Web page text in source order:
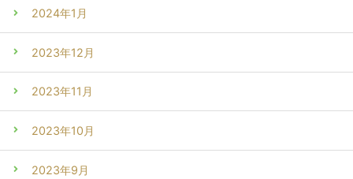
2024年1月
2023年12月
2023年11月
2023年10月
2023年9月